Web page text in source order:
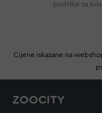
podrške za
Cijene iskazane na
ZOOCITY